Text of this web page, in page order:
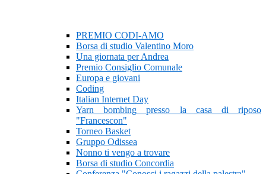
PREMIO CODI-AMO
Borsa di studio Valentino Moro
Una giornata per Andrea
Premio Consiglio Comunale
Europa e giovani
Coding
Italian Internet Day
Yarn bombing presso la casa di riposo
"Francescon"
Torneo Basket
Gruppo Odissea
Nonno ti vengo a trovare
Borsa di studio Concordia